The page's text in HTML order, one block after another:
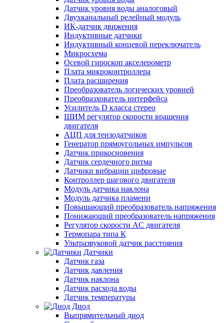
Датчик уровня воды аналоговый
Двухканальный релейный модуль
ИК-датчик движения
Индуктивные датчики
Индуктивный концевой переключатель
Микросхема
Осевой гироскоп акселерометр
Плата микроконтроллера
Плата расширения
Преобразователь логических уровней
Преобразхователь интерфейса
Усилитель D класса стерео
ШИМ регулятор скорости вращения
двигателя
АЦП для тензодатчиков
Генератор прямоугольных импульсов
Датчик прикосновения
Датчик сердечного ритма
Датчики вибрации цифровые
Контроллер шагового двигателя
Модуль датчика наклона
Модуль датчика пламени
Повышающий преобразователь напряжения
Понижающий преобразователь напряжения
Регулятор скорости AC двигателя
Термопара типа К
Ультразвуковой датчик расстояния
Датчики
Датчик газа
Датчик давления
Датчик наклона
Датчик расхода воды
Датчик температуры
Диод
Выпрямительный диод